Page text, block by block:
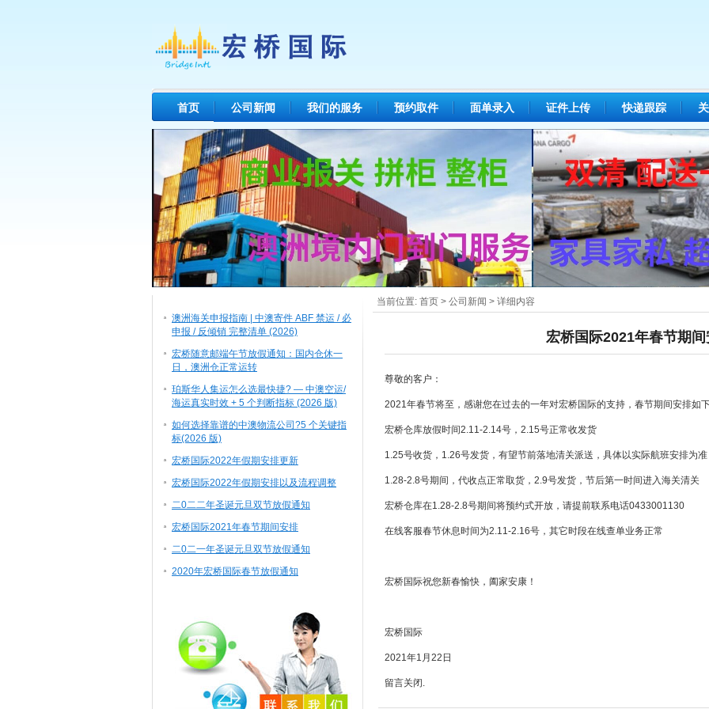
首页 公司新闻 我们的服务 预约取件 面单录入 证件上传 快递跟踪
当前位置: 首页 > 公司新闻 > 详细内容
宏桥国际2021年春节期间
尊敬的客户：
2021年春节将至，感谢您在过去的一年对宏桥国际的支持，春节期间安排如
宏桥仓库放假时间2.11-2.14号，2.15号正常收发货
1.25号收货，1.26号发货，有望节前落地清关派送，具体以实际航班安排为准
1.28-2.8号期间，代收点正常取货，2.9号发货，节后第一时间进入海关清关
宏桥仓库在1.28-2.8号期间将预约式开放，请提前联系电话0433001130
在线客服春节休息时间为2.11-2.16号，其它时段在线查单业务正常
宏桥国际祝您新春愉快，阖家安康！
宏桥国际
2021年1月22日
留言关闭.
澳洲海关申报指南 | 中澳寄件 ABF 禁运 / 必
申报 / 反倾销 完整清单 (2026)
宏桥随意邮端午节放假通知：国内仓休一
日，澳洲仓正常运转
珀斯华人集运怎么选最快捷? — 中澳空运/
海运真实时效 + 5 个判断指标 (2026 版)
如何选择靠谱的中澳物流公司?5 个关键指
标(2026 版)
宏桥国际2022年假期安排更新
宏桥国际2022年假期安排以及流程调整
二0二二年圣诞元旦双节放假通知
宏桥国际2021年春节期间安排
二0二一年圣诞元旦双节放假通知
2020年宏桥国际春节放假通知